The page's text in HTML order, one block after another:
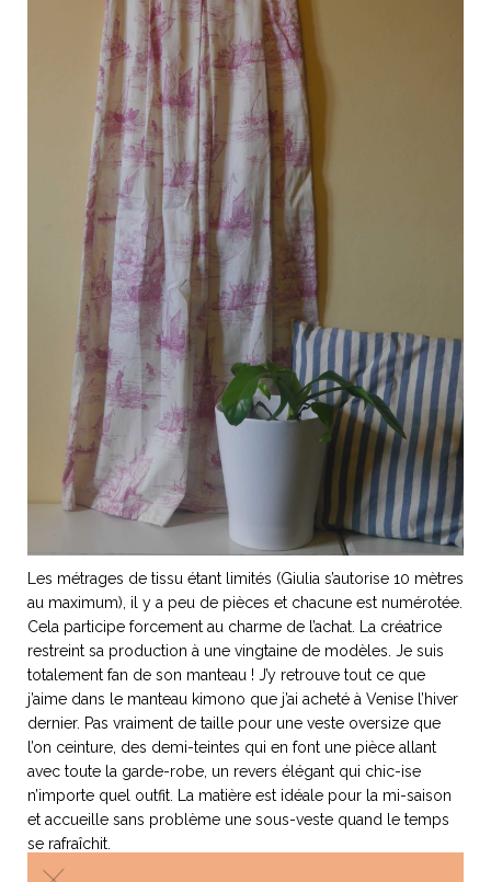
Les métrages de tissu étant limités (Giulia s’autorise 10 mètres
au maximum), il y a peu de pièces et chacune est numérotée.
Cela participe forcement au charme de l’achat. La créatrice
restreint sa production à une vingtaine de modèles. Je suis
totalement fan de son manteau ! J’y retrouve tout ce que
j’aime dans le manteau kimono que j’ai acheté à Venise l’hiver
dernier. Pas vraiment de taille pour une veste oversize que
l’on ceinture, des demi-teintes qui en font une pièce allant
avec toute la garde-robe, un revers élégant qui chic-ise
n’importe quel outfit. La matière est idéale pour la mi-saison
et accueille sans problème une sous-veste quand le temps
se rafraîchit.